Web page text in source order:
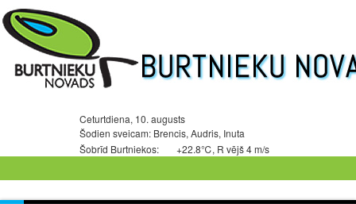
Ceturtdiena, 10. augusts
Šodien sveicam: Brencis, Audris, Inuta
Šobrīd Burtniekos:
+22.8℃, R vējš 4 m/s